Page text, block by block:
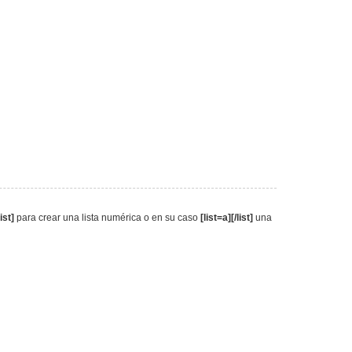
para crear una lista numérica o en su caso [list=a][/list] una